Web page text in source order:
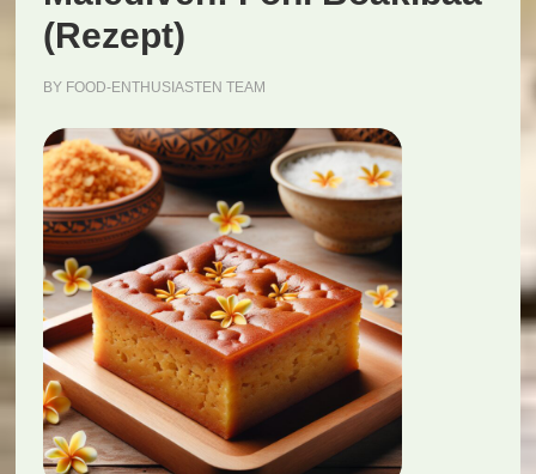
(Rezept)
BY FOOD-ENTHUSIASTEN TEAM